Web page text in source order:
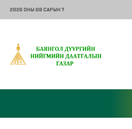
2026 ОНЫ 08 САРЫН 7